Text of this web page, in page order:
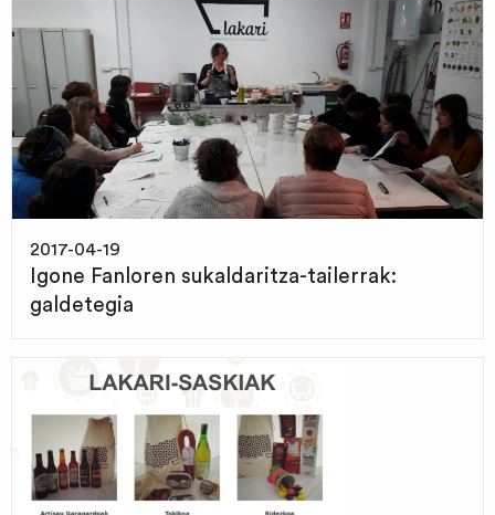
2017-04-19
Igone Fanloren sukaldaritza-tailerrak:
galdetegia